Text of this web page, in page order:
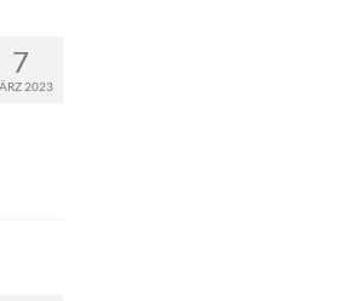
7
2023